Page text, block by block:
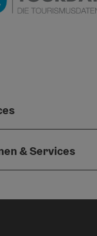
& Services